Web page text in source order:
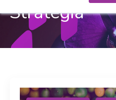
Strategia